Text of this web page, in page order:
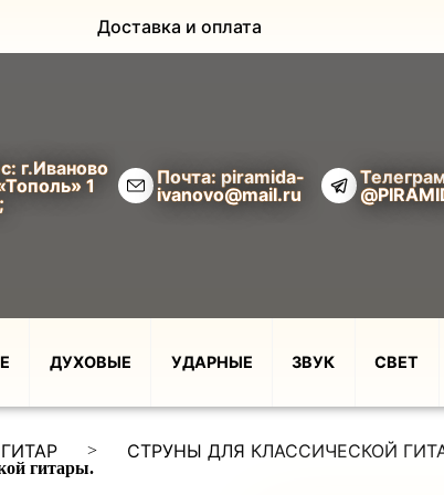
Доставка и оплата
г.Иваново
1
Почта: piramida-
ivanovo@mail.ru
ДУХОВЫЕ УДАРНЫЕ ЗВУК СВЕТ
> СТРУНЫ ДЛЯ КЛАССИЧЕСКОЙ
гитары.